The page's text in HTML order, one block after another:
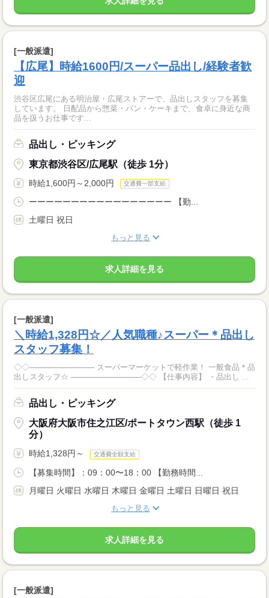
[一般派遣]
【広尾】時給1600円/スーパー品出し/経験者歓
迎
渋谷区広尾にある明治屋・広尾ストアーで、品出しスタッフを募集
しています。 日配品から惣菜・パン・ケーキまで、食卓に身近な商
品を扱うお仕事です...
品出し・ピッキング
東京都渋谷区/広尾駅（徒歩 1分）
時給1,600円～2,000円 交通費一部支給
ーーーーーーーーーーーーーーーーー 【勤...
土曜日 祝日
もっと見る
求人詳細を見る
[一般派遣]
＼時給1,328円☆／人気職種♪スーパー＊品出し
スタッフ募集！
◇◇──────────── スーパーマーケットで軽作業！ 一般食品＊品
出しスタッフ☆ ─────────────◇◇ 【仕事内容】 ・品出し ...
品出し・ピッキング
大阪府大阪市住之江区/ポートタウン西駅（徒歩 1
分）
時給1,328円～ 交通費全額支給
【募集時間】：09：00〜18：00 【勤務時間...
月曜日 火曜日 水曜日 木曜日 金曜日 土曜日 日曜日 祝日
もっと見る
求人詳細を見る
[一般派遣]